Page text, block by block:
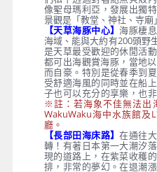
像聖母瑪利亞，發展出獨
景觀是「教堂、神社、寺廟
【天草海豚中心】 海豚棲
海域、能與大約有200頭野
是天草最受歡迎的休閒活
都可出海觀賞海豚，當地
而自豪。特別是從春季到
受舒適海風的同時並在船
子也可以充分的享樂，也
※註：若海象不佳無法出
WakuWaku海中水族館及
廳。
【長部田海床路】在通往
轉！有著日本第一大潮汐
現的道路上，在紫菜收穫
排，非常的夢幻。在退潮